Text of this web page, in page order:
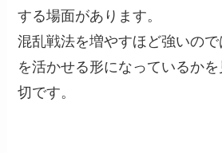
する場面があります。
混乱戦法を増やすほど強いの
を活かせる形になっているか
切です。